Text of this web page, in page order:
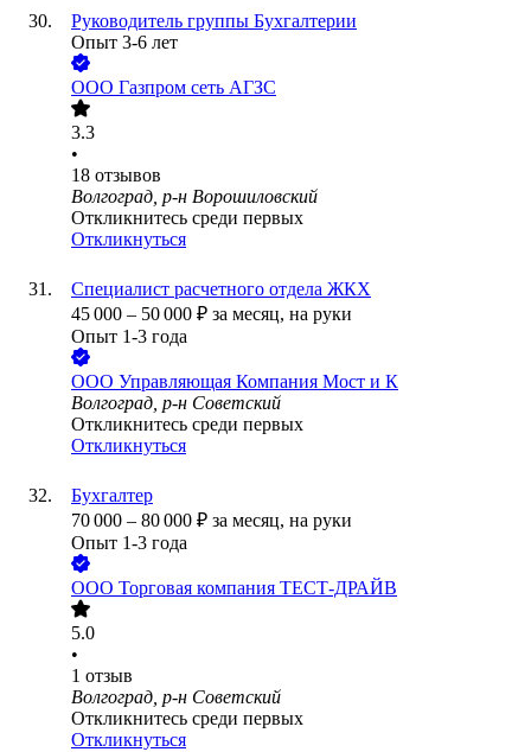
Руководитель группы Бухгалтерии
Опыт 3-6 лет
ООО Газпром сеть АГЗС
3.3
•
18 отзывов
Волгоград, р-н Ворошиловский
Откликнитесь среди первых
Откликнуться
Специалист расчетного отдела ЖКХ
45 000 – 50 000 ₽ за месяц, на руки
Опыт 1-3 года
ООО Управляющая Компания Мост и К
Волгоград, р-н Советский
Откликнитесь среди первых
Откликнуться
Бухгалтер
70 000 – 80 000 ₽ за месяц, на руки
Опыт 1-3 года
ООО Торговая компания ТЕСТ-ДРАЙВ
5.0
•
1 отзыв
Волгоград, р-н Советский
Откликнитесь среди первых
Откликнуться